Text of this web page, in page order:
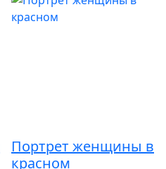
Портрет женщины в
красном